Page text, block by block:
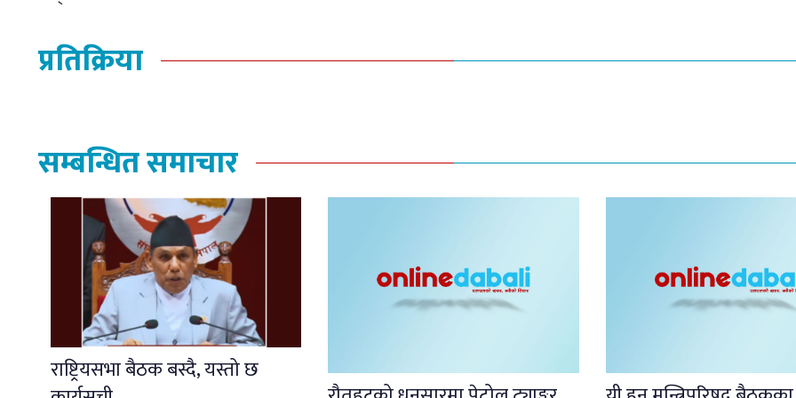
प्रतिक्रिया
सम्बन्धित समाचार
राष्ट्रियसभा बैठक बस्दै, यस्तो छ